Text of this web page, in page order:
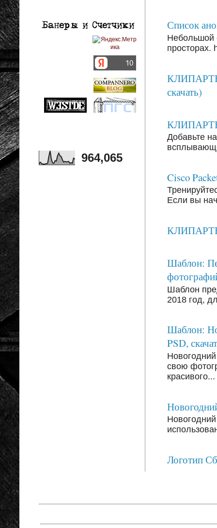
Список
Небольшой
просторах.
скачать)
КЛИПАРТЫ:
Добавьте
Cisco
Если вы
КЛИПАРТЫ:
Шаблон:
Шаблон
2018 год,
Шаблон:
PSD,
свою
красивого...
Логотип
964,065